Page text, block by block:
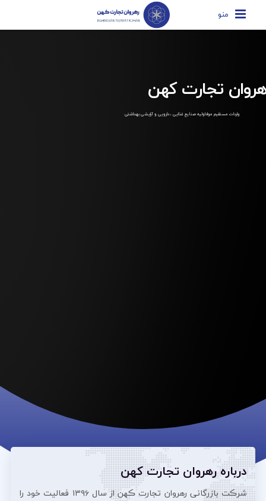
منو
تجارت کهن
واردات مستقیم مواداولیه صنایع غذایی ، دارویی و آرایشی بهداشتی
درباره رهروان تجارت کهن
شرڪت بازرگانی رهروان تجارت ڪهن از سال ۱۳۹۶ فعالیت خود را